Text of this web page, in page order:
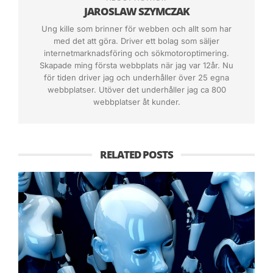
företag. Det viktigaste i dessa fall är naturligtvis
att de har ett svenskt användargränssnitt och
svenskt språk för dina kunder, samt att de då är
mobilanpassade. Om du ser de på det världsliga
planet, så är det lätt att tro att det ärWordPress
e-commerce som är ledande då alla talar om
När det gäller de som är de största e-
handelsplattformarna internationellt sett, så är
dettaMagento, Zen Cart VirtueMartoch
osCommerce
. Alla dessa lanseras som gratis
och har någon form av open source lösning
JAROSLAW SZYMCZAK
Ung kille som brinner för webben och allt som har
med det att göra. Driver ett bolag som säljer
internetmarknadsföring och sökmotoroptimering.
Skapade ming första webbplats när jag var 12år. Nu
för tiden driver jag och underhåller över 25 egna
webbplatser. Utöver det underhåller jag ca 800
webbplatser åt kunder.
RELATED POSTS